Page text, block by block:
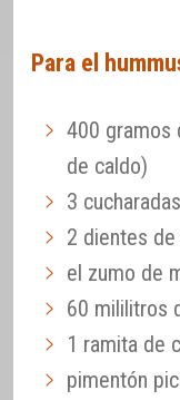
Para el
400 gramos
de caldo)
3
2 dientes de
el zumo de
60 mililitros
1 ramita de
pimentón